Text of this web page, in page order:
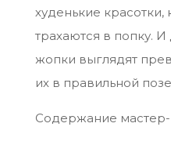
худенькие
трахаются в попку.
жопки выглядят
их в правильной
Содержание мастер-